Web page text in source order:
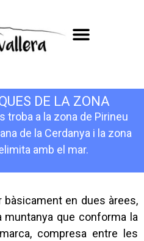
DE LA ZONA
troba a la zona de Pirineu
de la Cerdanya i la zona
amb el mar.
bàsicament en dues àrees,
muntanya que conforma la
compresa entre les